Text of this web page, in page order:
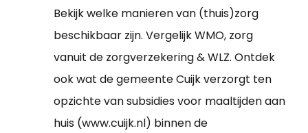
Bekijk welke manieren van (thuis)zorg
beschikbaar zijn. Vergelijk WMO, zorg
vanuit de zorgverzekering & WLZ. Ontdek
ook wat de gemeente Cuijk verzorgt ten
opzichte van subsidies voor maaltijden aan
huis (www.cuijk.nl) binnen de